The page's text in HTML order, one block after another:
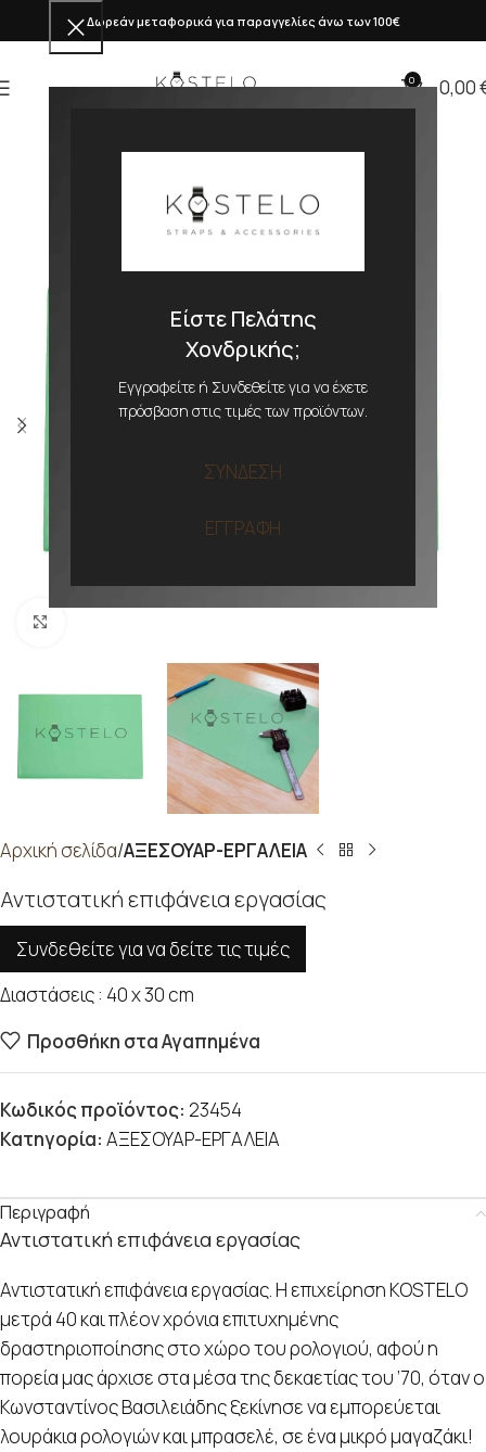
Είστε Πελάτης
Χονδρικής;
Εγγραφείτε ή Συνδεθείτε για να έχετε
πρόσβαση στις τιμές των προϊόντων.
ΣΥΝΔΕΣΗ
ΕΓΓΡΑΦΗ
Δωρεάν μεταφορικά για παραγγελίες άνω των 100€
0 0,00
Αρχική σελίδα ΑΞΕΣΟΥΑΡ-ΕΡΓΑΛΕΙΑ
Αντιστατική επιφάνεια εργασίας
Συνδεθείτε για να δείτε τις τιμές
Διαστάσεις : 40 x 30 cm
Προσθήκη στα Αγαπημένα
Κωδικός προϊόντος: 23454
Κατηγορία: ΑΞΕΣΟΥΑΡ-ΕΡΓΑΛΕΙΑ
Περιγραφή
Αντιστατική επιφάνεια εργασίας
Αντιστατική επιφάνεια εργασίας. Η επιχείρηση KOSTELO
μετρά 40 και πλέον χρόνια επιτυχημένης
δραστηριοποίησης στο χώρο του ρολογιού, αφού η
πορεία μας άρχισε στα μέσα της δεκαετίας του ’70, όταν ο
Κωνσταντίνος Βασιλειάδης ξεκίνησε να εμπορεύεται
λουράκια ρολογιών και μπρασελέ, σε ένα μικρό μαγαζάκι!